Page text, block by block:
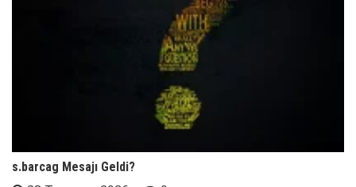
s.barcag Mesajı Geldi?